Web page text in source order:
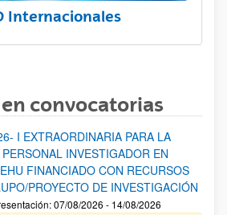
Internacionales
convocatorias
I EXTRAORDINARIA PARA LA
INVESTIGADOR EN
FINANCIADO CON RECURSOS
PROYECTO DE INVESTIGACIÓN
07/08/2026 - 14/08/2026